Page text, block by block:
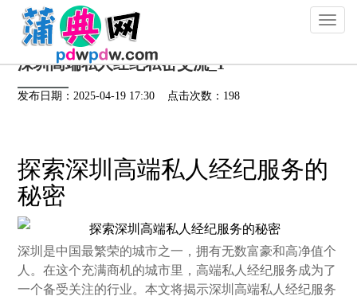
Toggle
深圳高端私人经纪私密交流_1
发布日期：2025-04-19 17:30 点击次数：198
探索深圳高端私人经纪服务的
秘密
深圳是中国最繁荣的城市之一，拥有无数富豪和高净值个
人。在这个充满商机的城市里，高端私人经纪服务成为了
一个备受关注的行业。本文将揭示深圳高端私人经纪服务